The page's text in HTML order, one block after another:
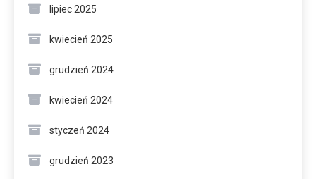
lipiec 2025
kwiecień 2025
grudzień 2024
kwiecień 2024
styczeń 2024
grudzień 2023